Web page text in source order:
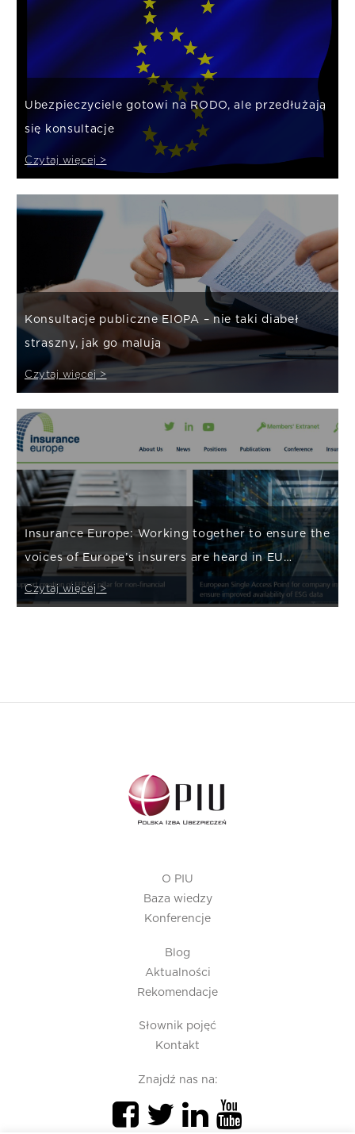
Ubezpieczyciele gotowi na RODO, ale przedłużają
się konsultacje
Czytaj więcej >
Konsultacje publiczne EIOPA – nie taki diabeł
straszny, jak go malują
Czytaj więcej >
Insurance Europe: Working together to ensure the
voices of Europe’s insurers are heard in EU
policymaking
Czytaj więcej >
O PIU
Baza wiedzy
Konferencje
Blog
Aktualności
Rekomendacje
Słownik pojęć
Kontakt
Znajdź nas na: